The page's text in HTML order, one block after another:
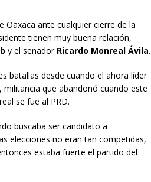
ante cualquier cierre de la
tienen muy buena relación,
y el senador Ricardo Monreal Ávila.
batallas desde cuando el ahora líder
militancia que abandonó cuando este
se fue al PRD.
buscaba ser candidato a
elecciones no eran tan competidas,
estaba fuerte el partido del